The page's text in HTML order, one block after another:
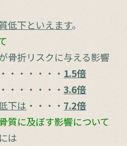
低下といえます。
骨折リスクに与える影響
・・・・・・ 1.5倍
・・・・・・3.6倍
下は ・・・・ 7.2倍
質に及ぼす影響について
は